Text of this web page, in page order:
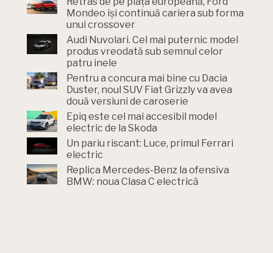
Mondeo își continuă cariera sub forma
unui crossover
Audi Nuvolari. Cel mai puternic model
produs vreodată sub semnul celor
patru inele
Pentru a concura mai bine cu Dacia
Duster, noul SUV Fiat Grizzly va avea
două versiuni de caroserie
Epiq este cel mai accesibil model
electric de la Skoda
Un pariu riscant: Luce, primul Ferrari
electric
Replica Mercedes-Benz la ofensiva
BMW: noua Clasa C electrică